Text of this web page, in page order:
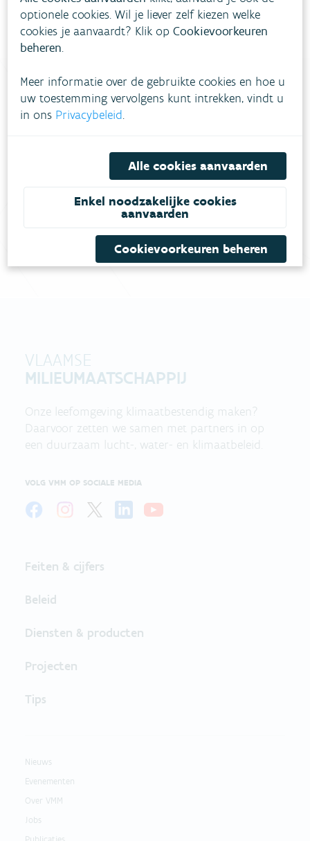
Heb je vragen?
Bekijk het overzicht van meestgestelde vragen
Niet gevonden wat je zocht? Vul ons
contactformulier in.
Bel gratis 1700
VLAAMSE
MILIEUMAATSCHAPPIJ
Onze leefomgeving klimaatbestendig maken?
Daarvoor zetten we samen met partners in op
een duurzaam lucht-, water- en klimaatbeleid.
VOLG VMM OP SOCIALE MEDIA
Feiten & cijfers
Beleid
Diensten & producten
Projecten
Tips
Nieuws
Evenementen
Over VMM
Jobs
optionele cookies. Wil je liever zelf kiezen welke
cookies je aanvaardt? Klik opCookievoorkeuren
beheren.
Meer informatie over de gebruikte cookies en hoe u
uw toestemming vervolgens kunt intrekken, vindt u
in ons Privacybeleid.
Alle cookies aanvaarden
Enkel noodzakelijke cookies
aanvaarden
Cookievoorkeuren beheren